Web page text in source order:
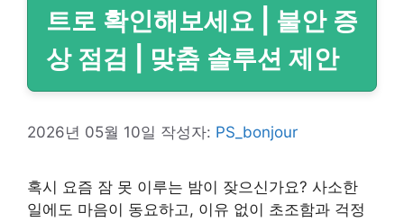
트로 확인해보세요 | 불안 증
상 점검 | 맞춤 솔루션 제안
2026년 05월 10일 작성자: PS_bonjour
혹시 요즘 잠 못 이루는 밤이 잦으신가요? 사소한
일에도 마음이 동요하고, 이유 없이 초조함과 걱정